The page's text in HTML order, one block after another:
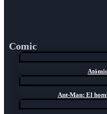
Comic
Ant-Man: El